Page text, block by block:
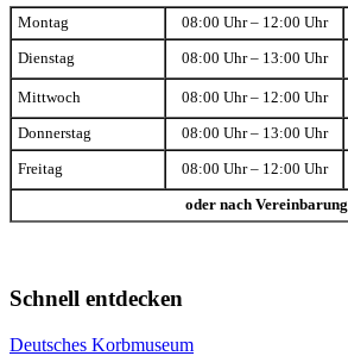
Montag 08:00 Uhr – 12:00 Uhr
Dienstag 08:00 Uhr – 13:00 Uhr
Mittwoch 08:00 Uhr – 12:00 Uhr
Donnerstag 08:00 Uhr – 13:00 Uhr
Freitag 08:00 Uhr – 12:00 Uhr
oder nach Vereinbarung
Schnell entdecken
Deutsches Korbmuseum